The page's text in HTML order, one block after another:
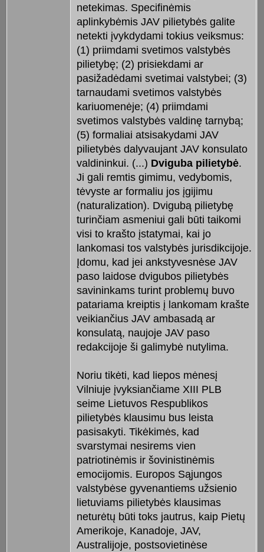
netekimas. Specifinėmis
aplinkybėmis JAV pilietybės galite
netekti įvykdydami tokius veiksmus:
(1) priimdami svetimos valstybės
pilietybę; (2) prisiekdami ar
pasižadėdami svetimai valstybei; (3)
tarnaudami svetimos valstybės
kariuomenėje; (4) priimdami
svetimos valstybės valdinę tarnybą;
(5) formaliai atsisakydami JAV
pilietybės dalyvaujant JAV konsulato
valdininkui. (...) Dviguba pilietybė.
Ji gali remtis gimimu, vedybomis,
tėvyste ar formaliu jos įgijimu
(naturalization). Dvigubą pilietybę
turinčiam asmeniui gali būti taikomi
visi to krašto įstatymai, kai jo
lankomasi tos valstybės jurisdikcijoje.
Įdomu, kad jei ankstyvesnėse JAV
paso laidose dvigubos pilietybės
savininkams turint problemų buvo
patariama kreiptis į lankomam krašte
veikiančius JAV ambasadą ar
konsulatą, naujoje JAV paso
redakcijoje ši galimybė nutylima.
Noriu tikėti, kad liepos mėnesį
Vilniuje įvyksiančiame XIII PLB
seime Lietuvos Respublikos
pilietybės klausimu bus leista
pasisakyti. Tikėkimės, kad
svarstymai nesirems vien
patriotinėmis ir šovinistinėmis
emocijomis. Europos Sąjungos
valstybėse gyvenantiems užsienio
lietuviams pilietybės klausimas
neturėtų būti toks jautrus, kaip Pietų
Amerikoje, Kanadoje, JAV,
Australijoje, postsovietinėse